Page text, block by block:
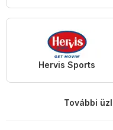
Hervis Sports
További